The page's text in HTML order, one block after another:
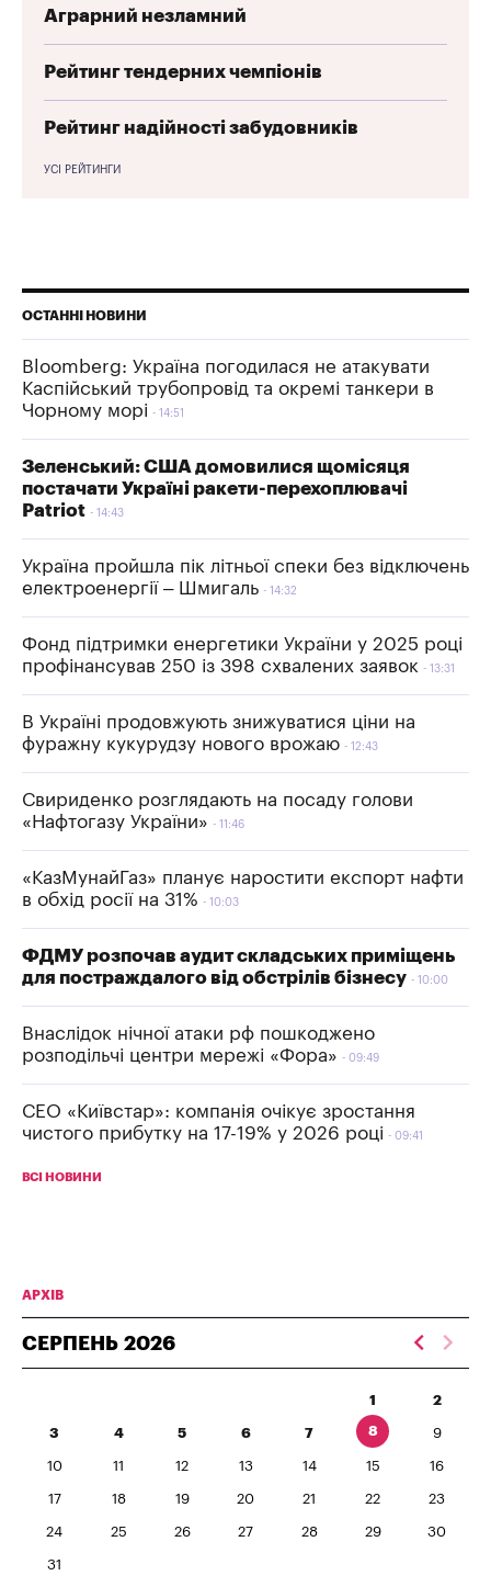
Аграрний незламний
Рейтинг тендерних чемпіонів
Рейтинг надійності забудовників
УСІ РЕЙТИНГИ
ОСТАННІ НОВИНИ
Bloomberg: Україна погодилася не атакувати
Каспійський трубопровід та окремі танкери в
Чорному морі
14:51
Зеленський: США домовилися щомісяця
постачати Україні ракети-перехоплювачі
Patriot
14:43
Україна пройшла пік літньої спеки без відключень
електроенергії – Шмигаль
14:32
Фонд підтримки енергетики України у 2025 році
профінансував 250 із 398 схвалених заявок
13:31
В Україні продовжують знижуватися ціни на
фуражну кукурудзу нового врожаю
12:43
Свириденко розглядають на посаду голови
«Нафтогазу України»
11:46
«КазМунайГаз» планує наростити експорт нафти
в обхід росії на 31%
10:03
ФДМУ розпочав аудит складських приміщень
для постраждалого від обстрілів бізнесу
10:00
Внаслідок нічної атаки рф пошкоджено
розподільчі центри мережі «Фора»
09:49
СЕО «Київстар»: компанія очікує зростання
чистого прибутку на 17-19% у 2026 році
09:41
ВСІ НОВИНИ
АРХІВ
СЕРПЕНЬ 2026
1 2
3 4 5 6 7 8 9
10 11 12 13 14 15 16
17 18 19 20 21 22 23
24 25 26 27 28 29 30
31